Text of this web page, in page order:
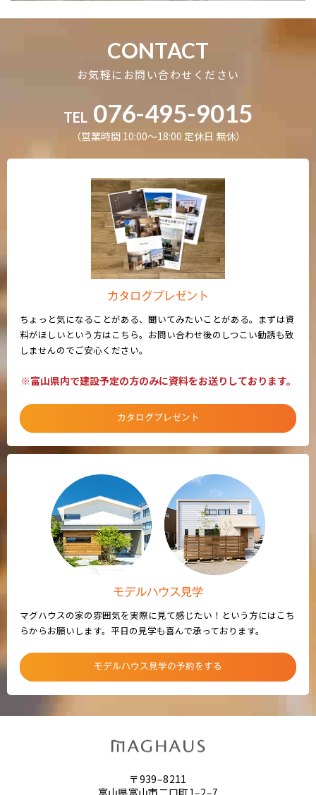
CONTACT
お気軽にお問い合わせください
TEL 076-495-9015
（営業時間 10:00〜18:00 定休日 無休）
カタログプレゼント
ちょっと気になることがある、聞いてみたいことがある。まずは資
料がほしいという方はこちら。お問い合わせ後のしつこい勧誘も致
しませんのでご安心ください。
※富山県内で建設予定の方のみに資料をお送りしております。
カタログプレゼント
モデルハウス見学
マグハウスの家の雰囲気を実際に見て感じたい！という方にはこち
らからお願いします。平日の見学も喜んで承っております。
モデルハウス見学の予約をする
〒939‒8211